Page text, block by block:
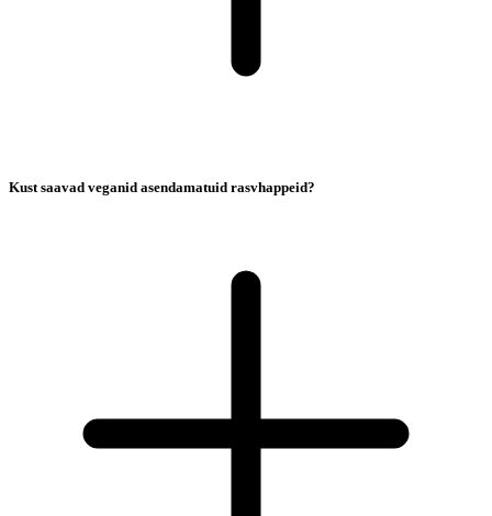
Kust saavad veganid asendamatuid rasvhappeid?